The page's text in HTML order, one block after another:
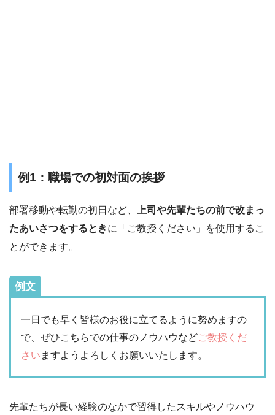
例1：職場での初対面の挨拶
部署移動や転勤の初日など、
上司や先輩たちの前で改まっ
たあいさつをするときに「ご教授ください」を使用するこ
とができます。
例文
一日でも早く皆様のお役に立てるように努めますの
で、ぜひこちらでの仕事のノウハウなどご教授くだ
さい ますようよろしくお願いいたします。
先輩たちが長い経験のなかで習得したスキルやノウハウ